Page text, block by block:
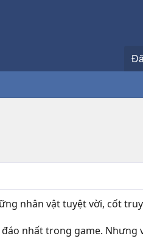
nhân vật tuyệt vời, cốt
nhất trong game.